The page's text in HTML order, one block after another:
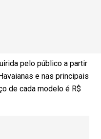
pelo público a partir
e nas principais
de cada modelo é R$